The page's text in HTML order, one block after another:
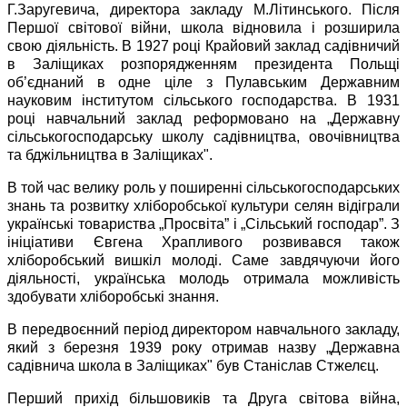
Г.Заругевича, директора закладу М.Літинського. Після
Першої світової війни, школа відновила і розширила
свою діяльність. В 1927 році Крайовий заклад садівничий
в Заліщиках розпорядженням президента Польщі
об’єднаний в одне ціле з Пулавським Державним
науковим інститутом сільського господарства. В 1931
році навчальний заклад реформовано на „Державну
сільськогосподарську школу садівництва, овочівництва
та бджіль­ництва в Заліщиках".
В той час велику роль у поширенні сільськогосподарських
знань та розвитку хліборобської культури селян відіграли
українські товариства „Просвіта” і „Сільський господар”. З
ініціативи Євгена Храпливого розвивався також
хліборобський вишкіл молоді. Саме завдячуючи його
діяльності, українська молодь отримала можливість
здобувати хліборобські знання.
В передвоєнний період директором навчального закладу,
який з березня 1939 року отримав назву „Державна
садівнича школа в Заліщиках" був Станіслав Стжелєц.
Перший прихід більшовиків та Друга світова війна,